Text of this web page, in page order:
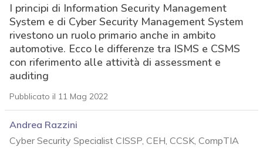
I principi di Information Security Management
System e di Cyber Security Management System
rivestono un ruolo primario anche in ambito
automotive. Ecco le differenze tra ISMS e CSMS
con riferimento alle attività di assessment e
auditing
Pubblicato il 11 Mag 2022
Andrea Razzini
Cyber Security Specialist CISSP, CEH, CCSK, CompTIA